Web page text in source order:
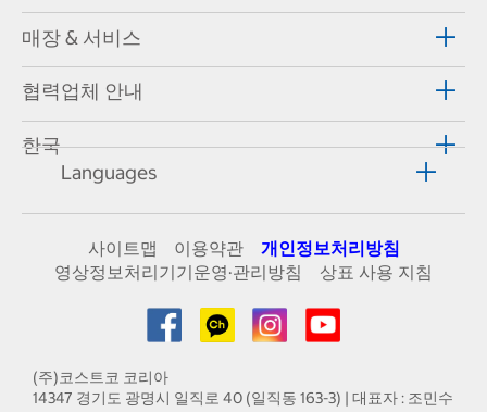
매장 & 서비스
협력업체 안내
한국
Languages
사이트맵 이용약관
개인정보처리방침
영상정보처리기기운영·관리방침
상표 사용 지침
(주)코스트코 코리아
14347 경기도 광명시 일직로 40 (일직동 163-3) | 대표자 : 조민수